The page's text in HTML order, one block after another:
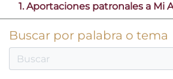
1. Aportaciones patronales a Mi
Buscar por palabra o tema